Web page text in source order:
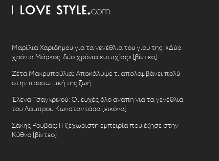
Μαρίλια Χαριδήμου για τα γενέθλια του γιου της: «Δύο
χρόνια Μάρκος, δύο χρόνια ευτυχίας» [βίντεο]
Ζέτα Μακρυπούλια: Αποκάλυψε τι απολαμβάνει πολύ
στην προσωπική της ζωή
Έλενα Τσαγκρινού: Οι ευχές όλο αγάπη για τα γενέθλια
του Λάμπρου Κωνσταντάρα [εικόνα]
Σάκης Ρουβάς: Η ξεχωριστή εμπειρία που έζησε στην
Κύθνο [βίντεο]